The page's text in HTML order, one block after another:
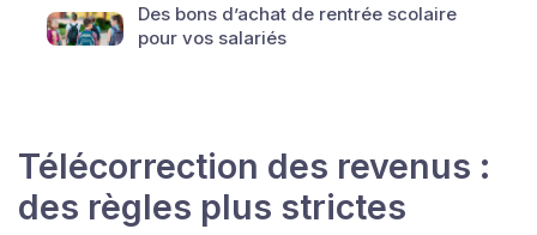
Des bons d’achat de rentrée scolaire
pour vos salariés
Télécorrection des revenus :
des règles plus strictes